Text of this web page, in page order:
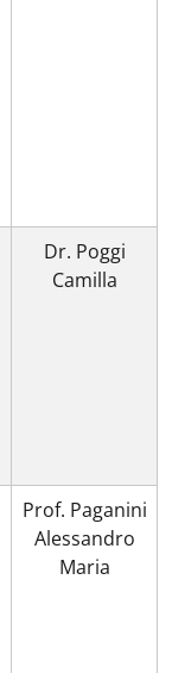
Dr. Poggi
Camilla
Prof. Paganini
Alessandro
Maria